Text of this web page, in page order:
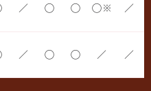
／ ◯ ◯ ◯※ ／
／ ◯ ◯ ／ ／